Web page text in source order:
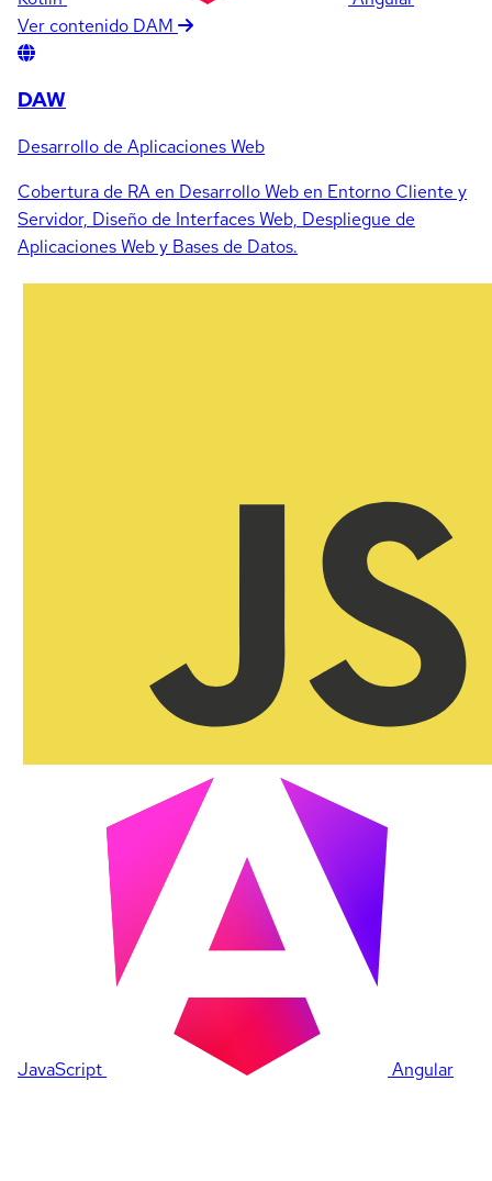
Ver contenido DAM
DAW
Desarrollo de Aplicaciones Web
Cobertura de RA en Desarrollo Web en Entorno Cliente y
Servidor, Diseño de Interfaces Web, Despliegue de
Aplicaciones Web y Bases de Datos.
JavaScript Angular